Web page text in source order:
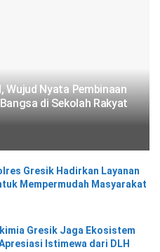
Wujud Nyata Pembinaan
di Sekolah Rakyat
Gresik Hadirkan Layanan
Mempermudah Masyarakat
Gresik Jaga Ekosistem
Istimewa dari DLH